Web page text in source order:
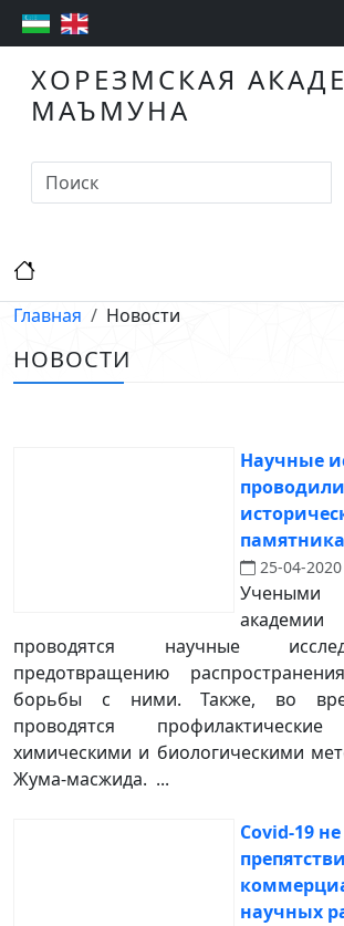
ХОРЕЗМСКАЯ
МАЪМУНА
Главная Новости
НОВОСТИ
Научные
25-04-2020
Учеными
проводятся научные
предотвращению
борьбы с ними. Также, во
проводятся
химическими и биологическими
Жума-масжида. ...
Covid-19
научных